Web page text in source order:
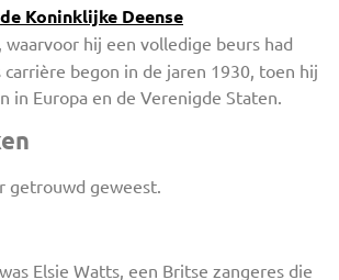
de Koninklijke Deense
, waarvoor hij een volledige beurs had
carrière begon in de jaren 1930, toen hij
in Europa en de Verenigde Staten.
getrouwd geweest.
Elsie Watts, een Britse zangeres die